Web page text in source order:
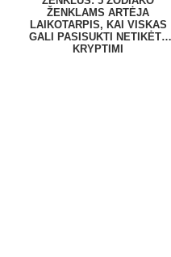
ŽENKLAMS ARTĖJA
LAIKOTARPIS, KAI VISKAS
GALI PASISUKTI NETIKĖTA
KRYPTIMI